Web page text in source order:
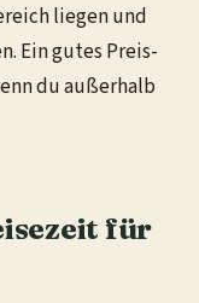
liegen und
Ein gutes Preis-
du außerhalb
für